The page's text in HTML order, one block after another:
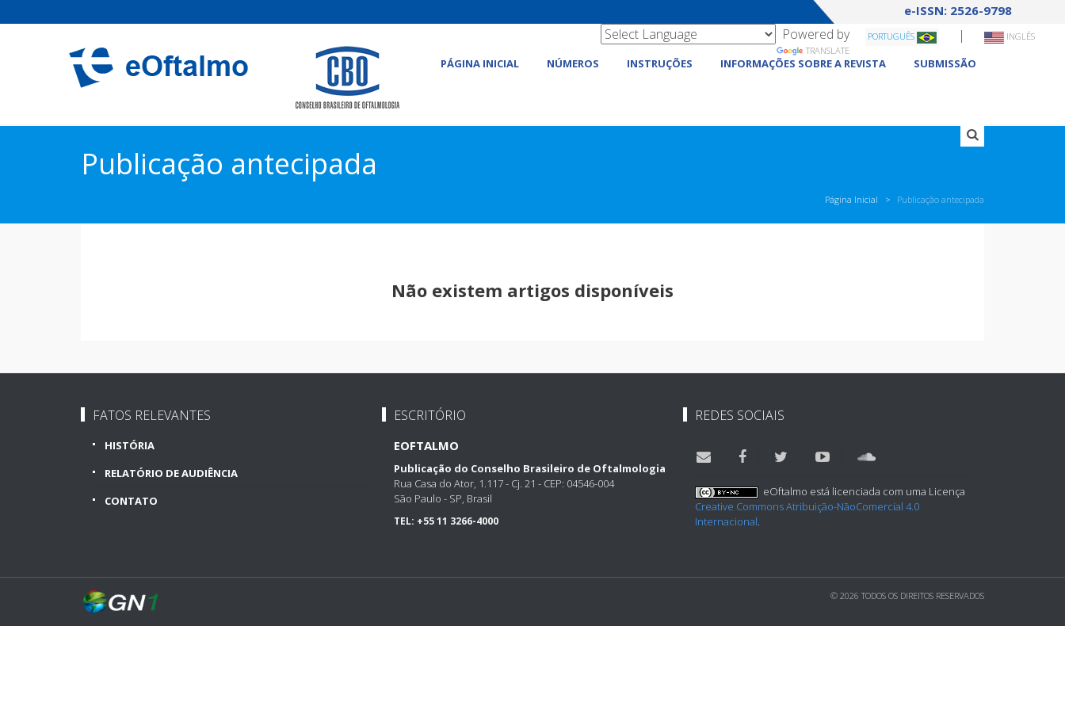
e-ISSN: 2526-9798
PÁGINA INICIAL NÚMEROS INSTRUÇÕES INFORMAÇÕES SOBRE A REVISTA SUBMISSÃO
PORTUGUÊS | INGLÊS
Powered by
TRANSLATE
Publicação antecipada
Página Inicial Publicação antecipada
Não existem artigos disponíveis
FATOS RELEVANTES
HISTÓRIA
RELATÓRIO DE AUDIÊNCIA
CONTATO
ESCRITÓRIO
EOFTALMO
Publicação do Conselho Brasileiro de Oftalmologia
Rua Casa do Ator, 1.117 - Cj. 21 - CEP: 04546-004
São Paulo - SP, Brasil
TEL: +55 11 3266-4000
REDES SOCIAIS
eOftalmo está licenciada com uma Licença
Creative Commons Atribuição-NãoComercial 4.0
Internacional.
© 2026 TODOS OS DIREITOS RESERVADOS